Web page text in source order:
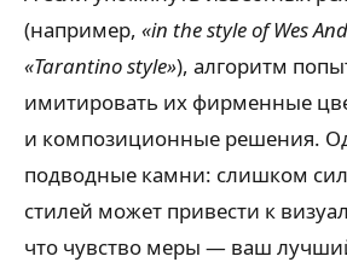
(например, «in the style of Wes
«Tarantino style»), алгоритм
имитировать их фирменные
и композиционные решения.
подводные камни: слишком
стилей может привести к
что чувство меры — ваш